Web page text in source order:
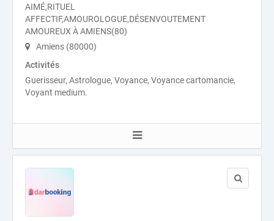
AIMÉ,RITUEL
AFFECTIF,AMOUROLOGUE,DÉSENVOUTEMENT
AMOUREUX À AMIENS(80)
Amiens (80000)
Activités
Guerisseur, Astrologue, Voyance, Voyance cartomancie,
Voyant medium.